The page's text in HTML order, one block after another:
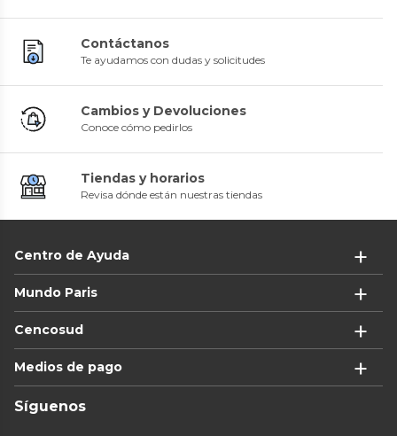
Contáctanos
Te ayudamos con dudas y solicitudes
Cambios y Devoluciones
Conoce cómo pedirlos
Tiendas y horarios
Revisa dónde están nuestras tiendas
Centro de Ayuda
Mundo Paris
Cencosud
Medios de pago
Síguenos